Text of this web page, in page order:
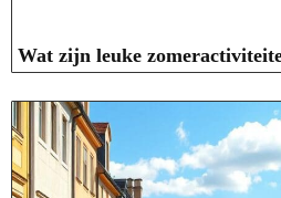
Wat zijn leuke